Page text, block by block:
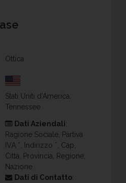
Ottica
Stati Uniti d’America,
Tennessee
Dati Aziendali:
Ragione Sociale, Partiva
IVA *, Indirizzo *, Cap,
Città, Provincia, Regione,
Nazione.
Dati di Contatto: